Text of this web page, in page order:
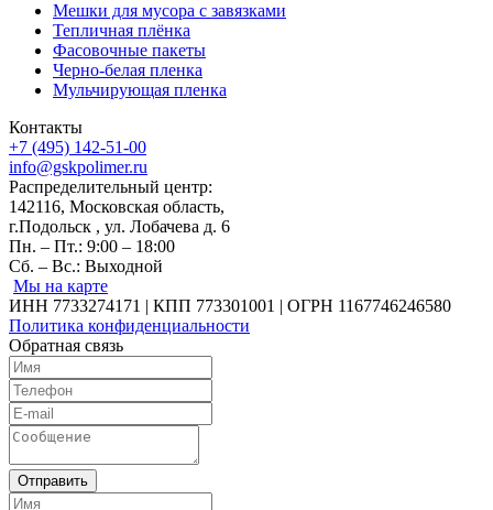
Мешки для мусора с завязками
Тепличная плёнка
Фасовочные пакеты
Черно-белая пленка
Мульчирующая пленка
Контакты
+7 (495) 142-51-00
info@gskpolimer.ru
Распределительный центр:
142116, Московская область,
г.Подольск , ул. Лобачева д. 6
Пн. – Пт.: 9:00 – 18:00
Сб. – Вс.: Выходной
Мы на карте
ИНН 7733274171 | КПП 773301001 | ОГРН 1167746246580
Политика конфиденциальности
Обратная связь
Отправить